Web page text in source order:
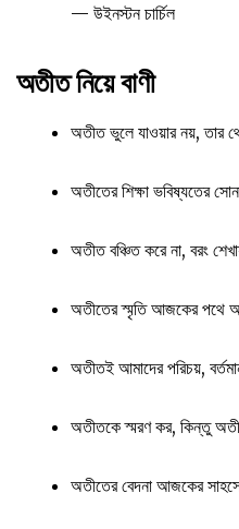
— উইনস্টন চার্চিল
অতীত নিয়ে বাণী
অতীত ভুলে যাওয়ার নয়, তার
অতীতের শিক্ষা ভবিষ্যতের
অতীত বঞ্চিত করে না, বরং
অতীতের স্মৃতি আজকের পথে
অতীতই আমাদের পরিচয়,
অতীতকে স্মরণ কর, কিন্তু
অতীতের বেদনা আজকের